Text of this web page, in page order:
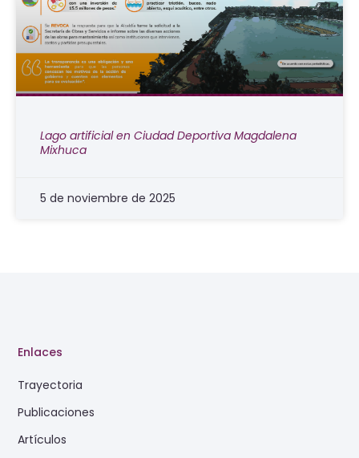
Lago artificial en Ciudad Deportiva Magdalena
Mixhuca
5 de noviembre de 2025
Enlaces
Trayectoria
Publicaciones
Artículos